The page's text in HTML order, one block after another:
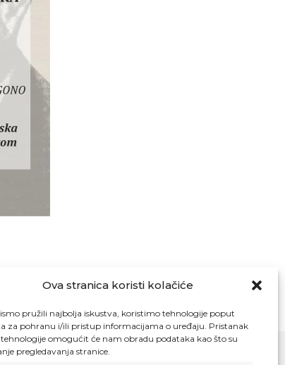
Ova stranica koristi kolačiće
pružili najbolja iskustva, koristimo tehnologije poput
za pohranu i/ili pristup informacijama o uređaju. Pristanak
tehnologije omogućit će nam obradu podataka kao što su
pregledavanja stranice.